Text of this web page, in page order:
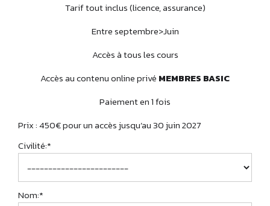
Tarif tout inclus (licence, assurance)
Entre septembre>Juin
Accès à tous les cours
Accès au contenu online privé MEMBRES BASIC
Paiement en 1 fois
Prix :450€ pour un accès jusqu’au 30 juin 2027
Civilité:*
Nom:*